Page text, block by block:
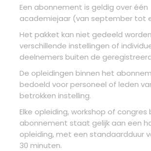
Een abonnement is geldig over één
academiejaar (van september tot
Het pakket kan niet gedeeld
verschillende instellingen of
deelnemers buiten de
De opleidingen binnen het
bedoeld voor personeel of leden
betrokken instelling.
Elke opleiding, workshop of congres
abonnement staat gelijk aan een
opleiding, met een standaardduur
30 minuten.